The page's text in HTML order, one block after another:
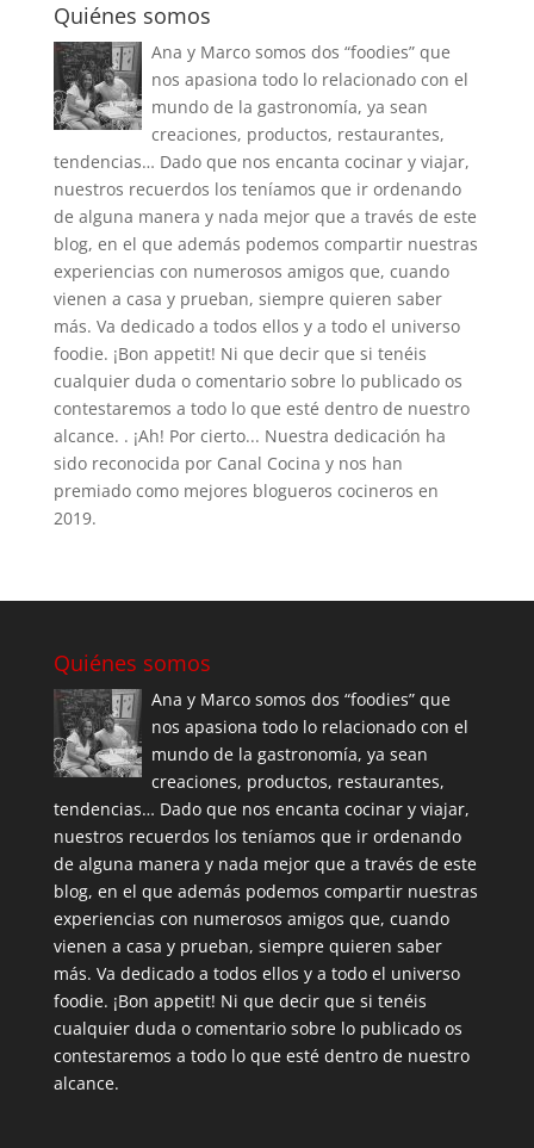
Quiénes somos
Ana y Marco somos dos “foodies” que
nos apasiona todo lo relacionado con el
mundo de la gastronomía, ya sean
creaciones, productos, restaurantes,
tendencias… Dado que nos encanta cocinar y viajar,
nuestros recuerdos los teníamos que ir ordenando
de alguna manera y nada mejor que a través de este
blog, en el que además podemos compartir nuestras
experiencias con numerosos amigos que, cuando
vienen a casa y prueban, siempre quieren saber
más. Va dedicado a todos ellos y a todo el universo
foodie. ¡Bon appetit! Ni que decir que si tenéis
cualquier duda o comentario sobre lo publicado os
contestaremos a todo lo que esté dentro de nuestro
alcance. . ¡Ah! Por cierto... Nuestra dedicación ha
sido reconocida por Canal Cocina y nos han
premiado como mejores blogueros cocineros en
2019.
Quiénes somos
Ana y Marco somos dos “foodies” que
nos apasiona todo lo relacionado con el
mundo de la gastronomía, ya sean
creaciones, productos, restaurantes,
tendencias… Dado que nos encanta cocinar y viajar,
nuestros recuerdos los teníamos que ir ordenando
de alguna manera y nada mejor que a través de este
blog, en el que además podemos compartir nuestras
experiencias con numerosos amigos que, cuando
vienen a casa y prueban, siempre quieren saber
más. Va dedicado a todos ellos y a todo el universo
foodie. ¡Bon appetit! Ni que decir que si tenéis
cualquier duda o comentario sobre lo publicado os
contestaremos a todo lo que esté dentro de nuestro
alcance.